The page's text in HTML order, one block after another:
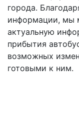
города.
информации, мы
актуальную
прибытия
возможных
готовыми к ним.